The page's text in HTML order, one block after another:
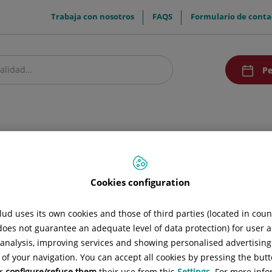
menuTop
Trabaja con nosotros FAQS Formulario de
el centro son:
cama de acompañante.
Cookies configuration
uses its own cookies and those of third parties (located in
not guarantee an adequate level of data protection) for user
improving services and showing personalised
your navigation. You can accept all cookies by pressing the